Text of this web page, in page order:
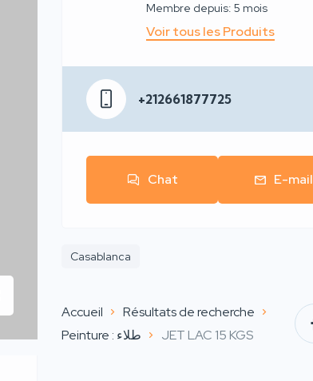
Membre depuis: 5 mois
Voir tous les Produits
+212661877725
Chat E-mail
Casablanca
Accueil
Résultats de recherche
Peinture : طلاء
JET LAC 15 KGS